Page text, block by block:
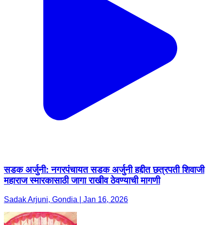
सडक अर्जुनी: नगरपंचायत सडक अर्जुनी हद्दीत छत्रपती शिवाजी
महाराज स्मारकासाठी जागा राखीव ठेवण्याची मागणी
Sadak Arjuni, Gondia | Jan 16, 2026